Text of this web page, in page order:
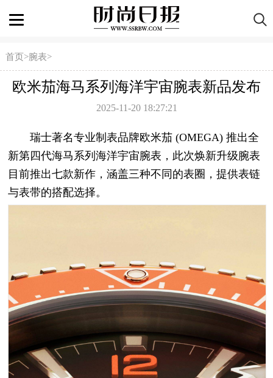
首页>腕表>
欧米茄海马系列海洋宇宙腕表新品发布
2025-11-20 18:27:21
瑞士著名专业制表品牌欧米茄 (OMEGA) 推出全
新第四代海马系列海洋宇宙腕表，此次焕新升级腕表
目前推出七款新作，涵盖三种不同的表圈，提供表链
与表带的搭配选择。